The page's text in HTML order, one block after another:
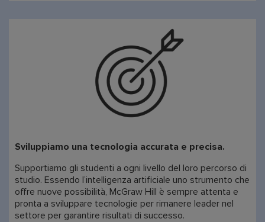
Sviluppiamo una tecnologia accurata e precisa.
Supportiamo gli studenti a ogni livello del loro percorso di
studio. Essendo l’intelligenza artificiale uno strumento che
offre nuove possibilità, McGraw Hill è sempre attenta e
pronta a sviluppare tecnologie per rimanere leader nel
settore per garantire risultati di successo.